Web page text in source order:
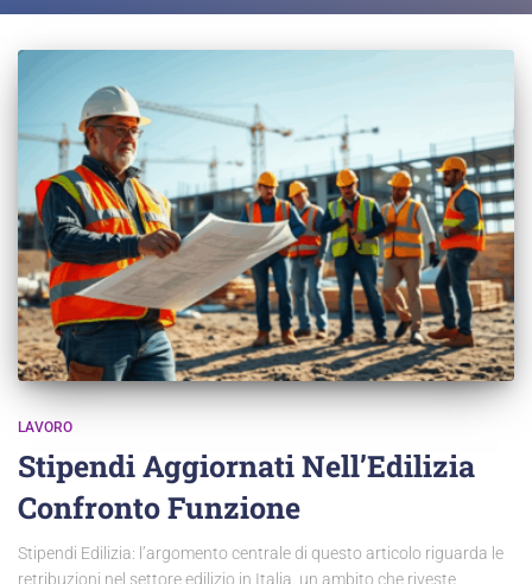
LAVORO
Stipendi Aggiornati Nell’Edilizia
Confronto Funzione
Stipendi Edilizia: l’argomento centrale di questo articolo riguarda le
retribuzioni nel settore edilizio in Italia, un ambito che riveste